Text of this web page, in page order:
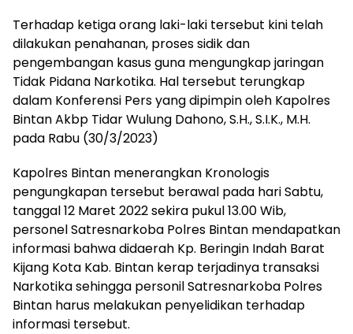
Terhadap ketiga orang laki-laki tersebut kini telah
dilakukan penahanan, proses sidik dan
pengembangan kasus guna mengungkap jaringan
Tidak Pidana Narkotika. Hal tersebut terungkap
dalam Konferensi Pers yang dipimpin oleh Kapolres
Bintan Akbp Tidar Wulung Dahono, S.H., S.I.K., M.H.
pada Rabu (30/3/2023)
Kapolres Bintan menerangkan Kronologis
pengungkapan tersebut berawal pada hari Sabtu,
tanggal 12 Maret 2022 sekira pukul 13.00 Wib,
personel Satresnarkoba Polres Bintan mendapatkan
informasi bahwa didaerah Kp. Beringin Indah Barat
Kijang Kota Kab. Bintan kerap terjadinya transaksi
Narkotika sehingga personil Satresnarkoba Polres
Bintan harus melakukan penyelidikan terhadap
informasi tersebut.